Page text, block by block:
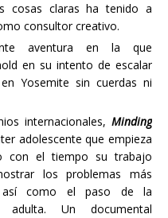
cosas claras ha tenido a
consultor creativo.
aventura en la que
en su intento de escalar
Yosemite sin cuerdas ni
internacionales, Minding
adolescente que empieza
con el tiempo su trabajo
los problemas más
así como el paso de la
Un documental